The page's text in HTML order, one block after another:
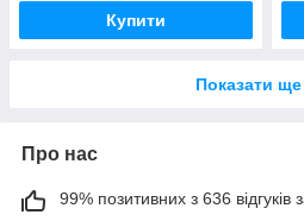
Купити
Показати ще
Про нас
99% позитивних з 636 відгуків